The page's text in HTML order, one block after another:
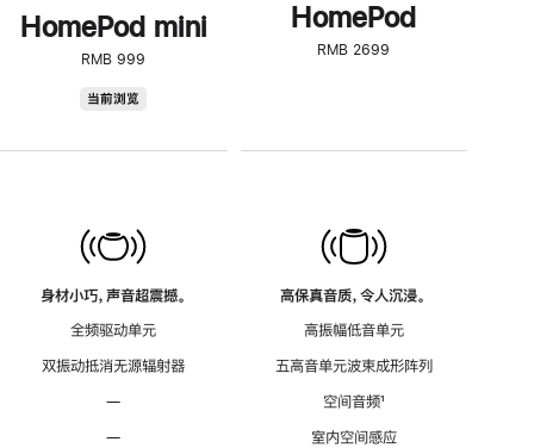
HomePod mini
RMB 999
当前浏览
身材小巧，声音超震撼。
全频驱动单元
双振动抵消无源辐射器
—
—
HomePod
RMB 2699
高保真音质，令人沉浸。
高振幅低音单元
五高音单元波束成形阵列
空间音频脚
¹
室内空间感应